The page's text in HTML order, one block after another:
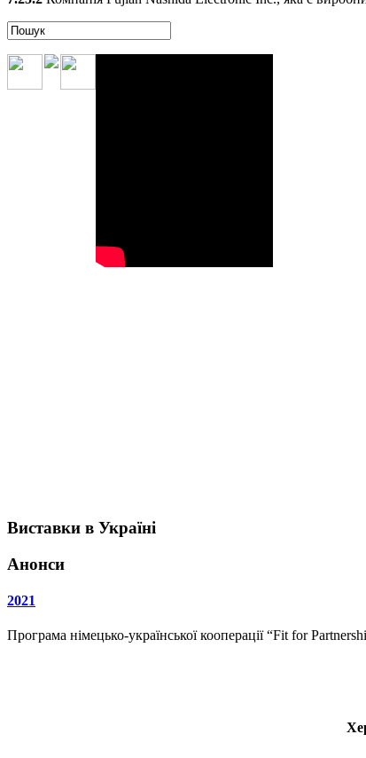
Виставки в Україні
Анонси
2021
Програма німецько-української кооперації “Fit for